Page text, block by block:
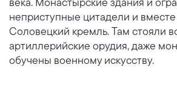
неприступные цитадели и
Соловецкий кремль. Там стояли
артиллерийские орудия, даже
обучены военному искусству.